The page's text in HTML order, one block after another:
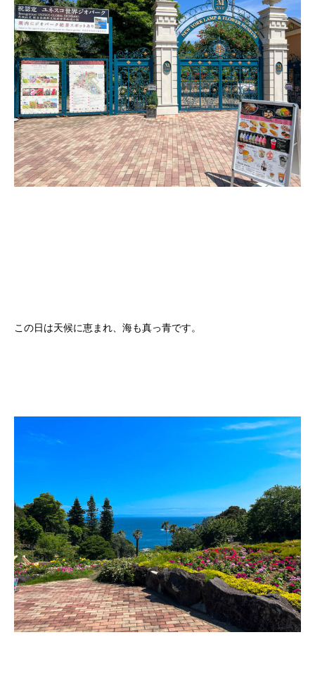
この日は天候に恵まれ、海も真っ青です。